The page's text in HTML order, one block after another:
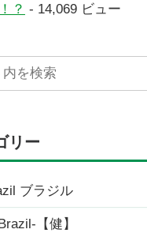
？ - 14,069 ビュー
リー
ブラジル
Brazil-【健】